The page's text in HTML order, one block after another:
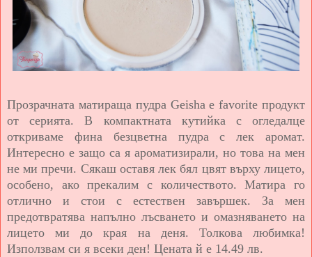
Прозрачната матираща пудра Geisha е favorite продукт
от серията. В компактната кутийка с огледалце
откриваме фина безцветна пудра с лек аромат.
Интересно е защо са я ароматизирали, но това на мен
не ми пречи. Сякаш оставя лек бял цвят върху лицето,
особено, ако прекалим с количеството. Матира го
отлично и стои с естествен завършек. За мен
предотвратява напълно лъсването и омазняването на
лицето ми до края на деня. Толкова любимка!
Използвам си я всеки ден! Цената й е 14.49 лв.